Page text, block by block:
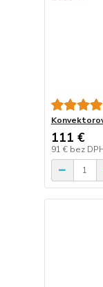
111 €
91 € bez